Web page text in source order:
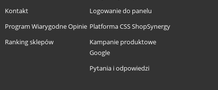
Kontakt
Program Wiarygodne Opinie
Ranking sklepów
Logowanie do panelu
Platforma CSS ShopSynergy
Kampanie produktowe
Google
Pytania i odpowiedzi